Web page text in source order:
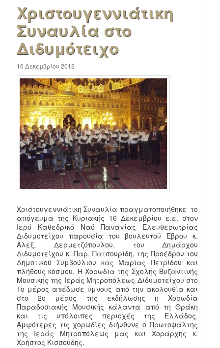
Χριστουγεννιάτικη
Συναυλία στο
Διδυμότειχο
16 Δεκεμβρίου 2012
Χριστουγεννιάτικη Συναυλία πραγματοποιήθηκε το
απόγευμα της Κυριακής 16 Δεκεμβρίου ε.ε. στον
Ιερό Καθεδρικό Ναό Παναγίας Ελευθερωτρίας
Διδυμοτείχου παρουσία του βουλευτού Έβρου κ.
Αλεξ. Δερμετζόπουλου, του Δημάρχου
Διδυμοτείχου κ. Παρ. Πατσουρίδη, της Προέδρου του
Δημοτικού Συμβούλιου κας Μαρίας Πετρίδου και
πλήθους κόσμου. Η Χορωδία της Σχολής Βυζαντινής
Μουσικής της Ιεράς Μητροπόλεως Διδυμοτείχου στο
1ο μέρος απέδωσε ύμνους από την ακολουθία και
στο 2ο μέρος της εκδήλωσης η Χορωδία
Παραδοσιακής Μουσικής κάλαντα από τη Θράκη
και τις υπόλοιπες περιοχές της Ελλάδος.
Αμφότερες τις χορωδίες διήυθυνε ο Πρωτοψάλτης
της Ιεράς Μητροπόλεώς μας και Χοράρχης κ.
Χρήστος Κισσούδης.